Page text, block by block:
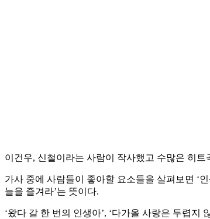
이건우, 신철이라는 사람이 작사했고 수많은 히
가사 중에 사람들이 좋아할 요소들을 살펴보면 ‘
늘을 즐겨라’는 뜻이다.
‘왔다 갈 한 번의 인생아’, ‘다가올 사랑은 두렵지